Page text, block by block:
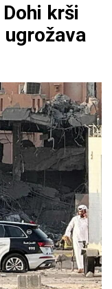
krši